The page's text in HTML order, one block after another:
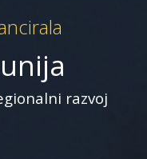
razvoj